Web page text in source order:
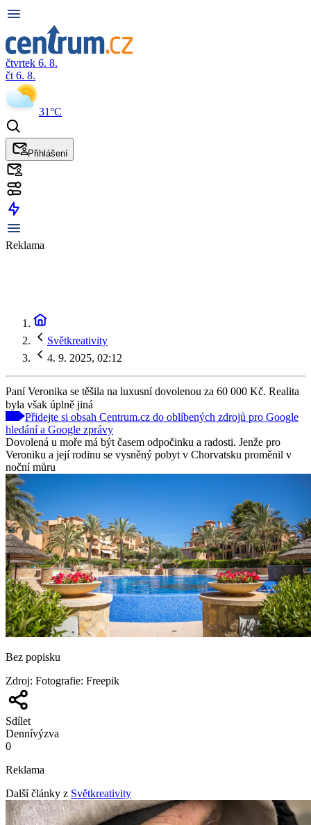
čtvrtek 6. 8.
čt 6. 8.
31°C
Přihlášení
Reklama
Světkreativity
4. 9. 2025, 02:12
Paní Veronika se těšila na luxusní dovolenou za 60 000 Kč. Realita
byla však úplně jiná
Přidejte si obsah Centrum.cz do oblíbených zdrojů pro Google
hledání a Google zprávy
Dovolená u moře má být časem odpočinku a radosti. Jenže pro
Veroniku a její rodinu se vysněný pobyt v Chorvatsku proměnil v
noční můru
Bez popisku
Zdroj: Fotografie: Freepik
Sdílet
Dennívýzva
0
Reklama
Další články z Světkreativity